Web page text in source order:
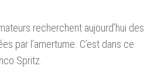
recherchent aujourd’hui des
par l’amertume. C’est dans ce
Spritz.